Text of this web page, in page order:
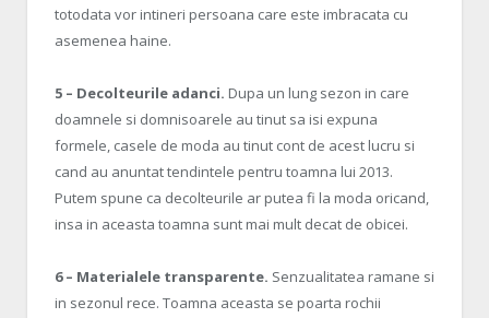
totodata vor intineri persoana care este imbracata cu
asemenea haine.
5 – Decolteurile adanci. Dupa un lung sezon in care
doamnele si domnisoarele au tinut sa isi expuna
formele, casele de moda au tinut cont de acest lucru si
cand au anuntat tendintele pentru toamna lui 2013.
Putem spune ca decolteurile ar putea fi la moda oricand,
insa in aceasta toamna sunt mai mult decat de obicei.
6 – Materialele transparente. Senzualitatea ramane si
in sezonul rece. Toamna aceasta se poarta rochii